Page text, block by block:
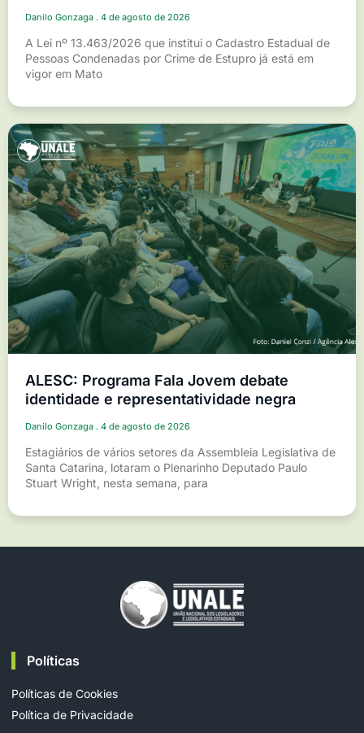
Danilo Gonzaga 4 de agosto de 2026
A Lei nº 13.463/2026 que institui o Cadastro Estadual de
Pessoas Condenadas por Crime de Estupro já está em
vigor em Mato
ALESC: Programa Fala Jovem debate
identidade e representatividade negra
Danilo Gonzaga 4 de agosto de 2026
Estagiários de vários setores da Assembleia Legislativa de
Santa Catarina, lotaram o Plenarinho Deputado Paulo
Stuart Wright, nesta semana, para
Políticas
Políticas de Cookies
Política de Privacidade